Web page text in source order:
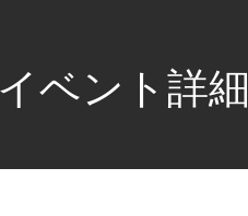
イベント詳細